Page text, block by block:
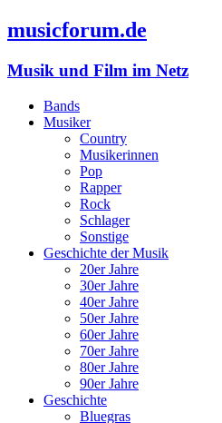
musicforum.de
Musik und Film im Netz
Bands
Musiker
Country
Musikerinnen
Pop
Rapper
Rock
Schlager
Sonstige
Geschichte der Musik
20er Jahre
30er Jahre
40er Jahre
50er Jahre
60er Jahre
70er Jahre
80er Jahre
90er Jahre
Geschichte
Bluegras